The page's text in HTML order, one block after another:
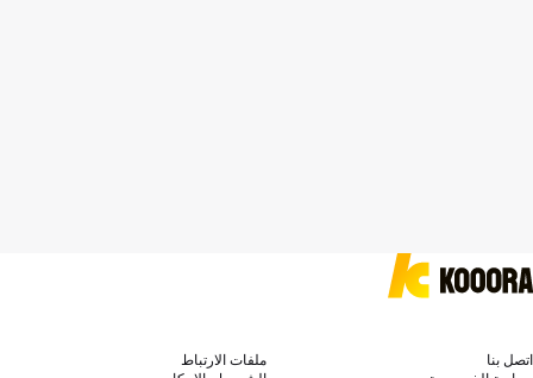
اتصل بنا
ملفات الارتباط